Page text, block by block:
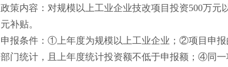
政策内容：对规模以上工业企业技改项目投资500万元
元补贴。
申报条件： ①上年度为规模以上工业企业；②项目申
部门统计，且上年度统计投资额不低于申报额；④同